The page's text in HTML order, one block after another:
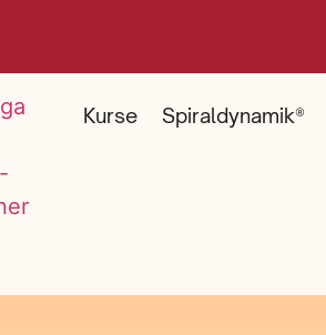
Kurse Spiraldynamik®